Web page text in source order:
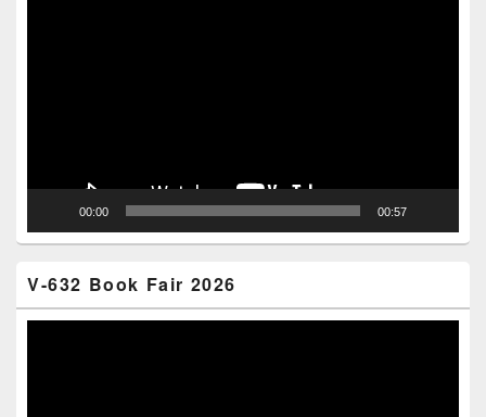
00:00 00:57
V-632 Book Fair 2026